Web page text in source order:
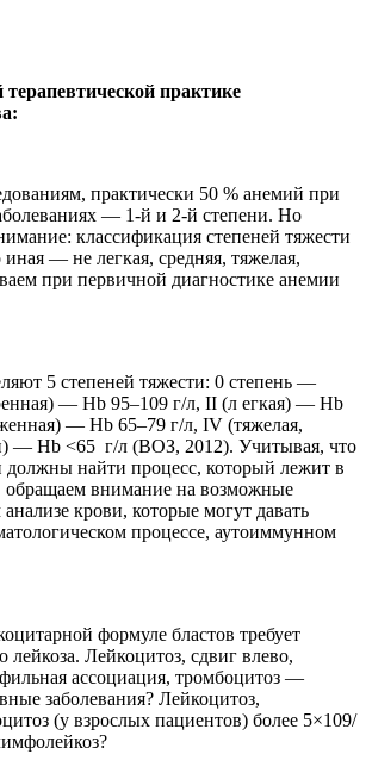
практически 50 % анемий при
— 1-й и 2-й степени. Но
классификация степеней тяжести
— не легкая, средняя, тяжелая,
при первичной диагностике анемии
5 степеней тяжести: 0 степень —
— Hb 95–109 г/л, II (л егкая) — Hb
— Hb 65–79 г/л, IV (тяжелая,
— Hb <65 г/л (ВОЗ, 2012). Учитывая, что
найти процесс, который лежит в
обращаем внимание на возможные
крови, которые могут давать
процессе, аутоиммунном
формуле бластов требует
лейкоза. Лейкоцитоз, сдвиг влево,
ассоциация, тромбоцитоз —
заболевания? Лейкоцитоз,
(у взрослых пациентов) более 5×109/